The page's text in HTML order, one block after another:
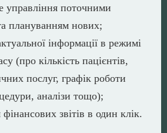
управління поточними
плануванням нових;
інформації в режимі
(про кількість пацієнтів,
послуг, графік роботи
аналізи тощо);
звітів в один клік.